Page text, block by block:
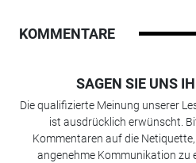
KOMMENTARE
SAGEN SIE UNS
Die qualifizierte Meinung unserer
ist ausdrücklich erwünscht.
Kommentaren auf die
angenehme Kommunikation zu